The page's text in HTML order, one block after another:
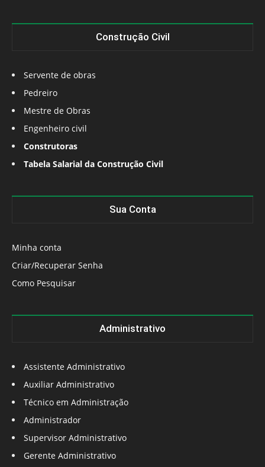
Construção Civil
Servente de obras
Pedreiro
Mestre de Obras
Engenheiro civil
Construtoras
Tabela Salarial da Construção Civil
Sua Conta
Minha conta
Criar/Recuperar Senha
Como Pesquisar
Administrativo
Assistente Administrativo
Auxiliar Administrativo
Técnico em Administração
Administrador
Supervisor Administrativo
Gerente Administrativo